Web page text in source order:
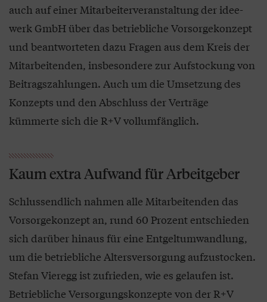
auch auf einer Mitarbeiterveranstaltung der idee-
werk GmbH über das betriebliche Vorsorgekonzept
und beantworteten dazu Fragen aus dem Kreis der
Mitarbeitenden, insbesondere zur Aufstockung von
Beitragszahlungen. Auch um die Umsetzung des
Konzepts und den Abschluss der Verträge
kümmerte sich die R+V vollumfänglich.
Kaum extra Aufwand für Arbeitgeber
Schlussendlich nahmen alle Mitarbeitenden das
Vorsorgekonzept an, rund 60 Prozent entschieden
sich darüber hinaus für eine Entgeltumwandlung,
um die betriebliche Altersversorgung aufzustocken.
Stefan Vieregg ist zufrieden, wie es gelaufen ist.
Betriebliche Versorgungskonzepte von der R+V